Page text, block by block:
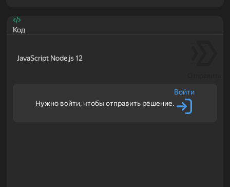
Код
JavaScript Node.js 12
Нужно войти, чтобы отправить решение.
Войти